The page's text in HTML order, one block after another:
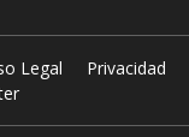
Legal
Privacidad